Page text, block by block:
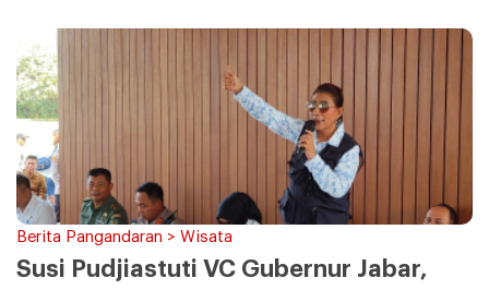
Berita Pangandaran > Wisata
Susi Pudjiastuti VC Gubernur Jabar,